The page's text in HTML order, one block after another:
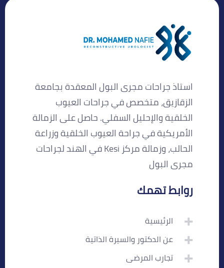
استاذ جراحات مجرى البول المعقدة بجامعة
الزقازيق، متخصص في جراحات العيوب
الخلقية والإحليل السفلي. حاصل على الزمالة
الأمريكية في جراحة العيوب الخلقية وزراعة
الحالب، وزمالة مركز Kesi في الهند لجراحات
مجرى البول
روابط تهمك
الرئيسية
عن الدكتور والسيرة الذاتية
تجارب المرضى